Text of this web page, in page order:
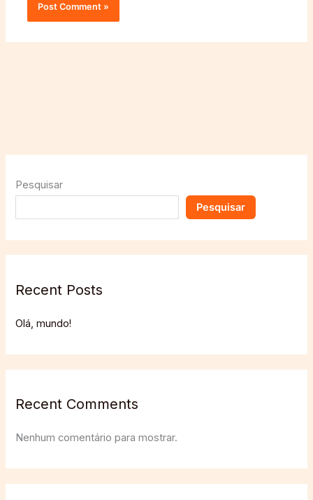
Pesquisar
Pesquisar
Recent Posts
Olá, mundo!
Recent Comments
Nenhum comentário para mostrar.